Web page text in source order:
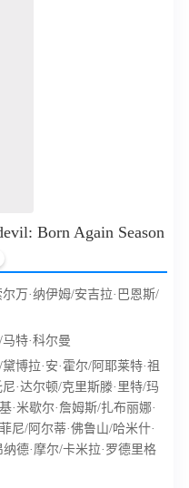
Born Again Season
万·纳伊姆/安吉拉·巴恩斯/
特·科尔曼
博拉·安·霍尔/阿耶莱特·祖
·达尔顿/克里斯滕·里特/玛
·米歇尔·詹姆斯/扎布丽娜·
尼/阿尔蒂·佛鲁山/哈米什·
德·摩尔/卡米拉·罗德里格